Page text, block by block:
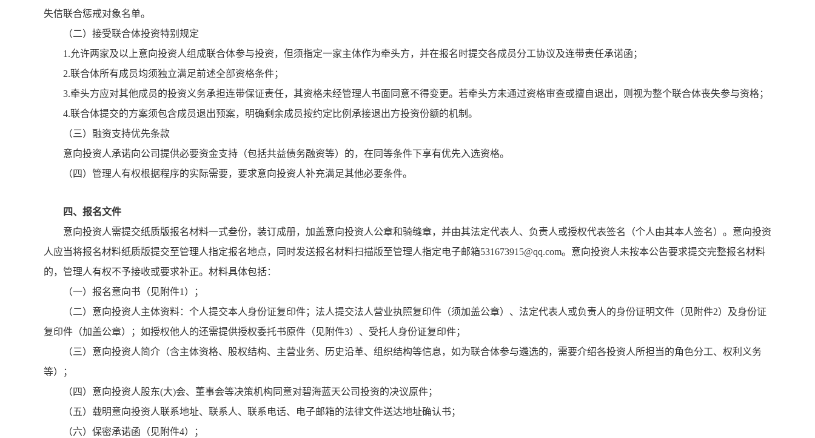
失信联合惩戒对象名单。
（二）接受联合体投资特别规定
1.允许两家及以上意向投资人组成联合体参与投资，但须指定一家主体作为牵头方，并在报名时提交各成员分工协议及连带责任承诺函；
2.联合体所有成员均须独立满足前述全部资格条件；
3.牵头方应对其他成员的投资义务承担连带保证责任，其资格未经管理人书面同意不得变更。若牵头方未通过资格审查或擅自退出，则视为整个联合体丧失参与资格；
4.联合体提交的方案须包含成员退出预案，明确剩余成员按约定比例承接退出方投资份额的机制。
（三）融资支持优先条款
意向投资人承诺向公司提供必要资金支持（包括共益债务融资等）的，在同等条件下享有优先入选资格。
（四）管理人有权根据程序的实际需要，要求意向投资人补充满足其他必要条件。
四、报名文件
意向投资人需提交纸质版报名材料一式叁份，装订成册，加盖意向投资人公章和骑缝章，并由其法定代表人、负责人或授权代表签名（个人由其本人签名）。意向投资
人应当将报名材料纸质版提交至管理人指定报名地点，同时发送报名材料扫描版至管理人指定电子邮箱531673915@qq.com。意向投资人未按本公告要求提交完整报名材料
的，管理人有权不予接收或要求补正。材料具体包括：
（一）报名意向书（见附件1）；
（二）意向投资人主体资料：个人提交本人身份证复印件；法人提交法人营业执照复印件（须加盖公章）、法定代表人或负责人的身份证明文件（见附件2）及身份证
复印件（加盖公章）；如授权他人的还需提供授权委托书原件（见附件3）、受托人身份证复印件；
（三）意向投资人简介（含主体资格、股权结构、主营业务、历史沿革、组织结构等信息，如为联合体参与遴选的，需要介绍各投资人所担当的角色分工、权利义务
等）；
（四）意向投资人股东(大)会、董事会等决策机构同意对碧海蓝天公司投资的决议原件；
（五）载明意向投资人联系地址、联系人、联系电话、电子邮箱的法律文件送达地址确认书；
（六）保密承诺函（见附件4）；